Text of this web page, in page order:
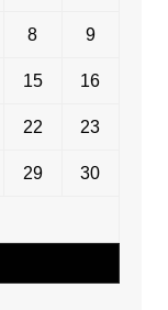
8 9
15 16
22 23
29 30